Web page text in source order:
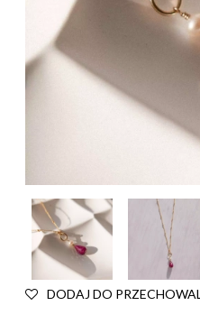
DODAJ DO